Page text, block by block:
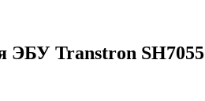
ЭБУ Transtron SH7055